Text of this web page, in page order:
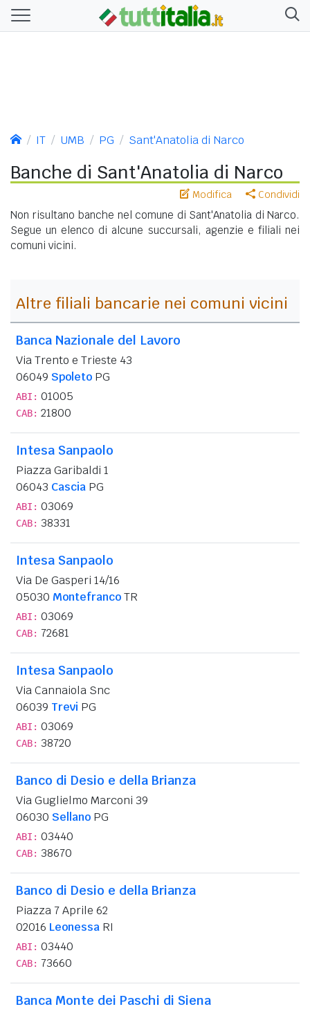
IT UMB PG Sant'Anatolia di Narco
Banche di Sant'Anatolia di Narco
Modifica Condividi
Non risultano banche nel comune di Sant'Anatolia di Narco.
Segue un elenco di alcune succursali, agenzie e filiali nei
comuni vicini.
Altre filiali bancarie nei comuni vicini
Banca Nazionale del Lavoro
Via Trento e Trieste 43
06049 Spoleto PG
ABI: 01005
CAB: 21800
Intesa Sanpaolo
Piazza Garibaldi 1
06043 Cascia PG
ABI: 03069
CAB: 38331
Intesa Sanpaolo
Via De Gasperi 14/16
05030 MontefrancoTR
ABI: 03069
CAB: 72681
Intesa Sanpaolo
Via Cannaiola Snc
06039 Trevi PG
ABI: 03069
CAB: 38720
Banco di Desio e della Brianza
Via Guglielmo Marconi 39
06030 Sellano PG
ABI: 03440
CAB: 38670
Banco di Desio e della Brianza
Piazza 7 Aprile 62
02016 Leonessa RI
ABI: 03440
CAB: 73660
Banca Monte dei Paschi di Siena